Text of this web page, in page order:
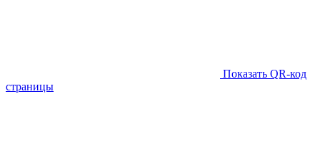
Показать QR-код
страницы